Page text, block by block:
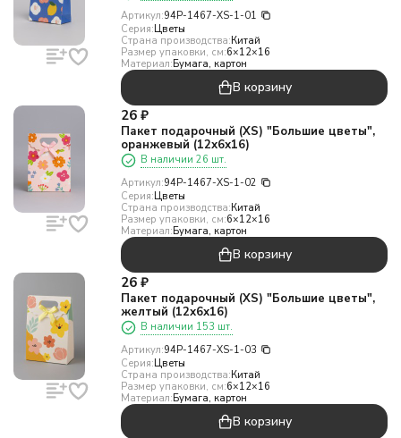
Артикул:94P-1467-XS-1-01
Серия:Цветы
Страна производства:Китай
Размер упаковки, см:6×12×16
Материал:Бумага, картон
В корзину
26 ₽
Пакет подарочный (XS) "Большие цветы",
оранжевый (12х6х16)
В наличии 26 шт.
Артикул:94P-1467-XS-1-02
Серия:Цветы
Страна производства:Китай
Размер упаковки, см:6×12×16
Материал:Бумага, картон
В корзину
26 ₽
Пакет подарочный (XS) "Большие цветы",
желтый (12х6х16)
В наличии 153 шт.
Артикул:94P-1467-XS-1-03
Серия:Цветы
Страна производства:Китай
Размер упаковки, см:6×12×16
Материал:Бумага, картон
В корзину